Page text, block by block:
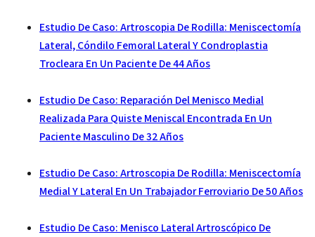
Estudio De Caso: Artroscopia De Rodilla: Meniscectomía
Lateral, Cóndilo Femoral Lateral Y Condroplastia
Trocleara En Un Paciente De 44 Años
Estudio De Caso: Reparación Del Menisco Medial
Realizada Para Quiste Meniscal Encontrada En Un
Paciente Masculino De 32 Años
Estudio De Caso: Artroscopia De Rodilla: Meniscectomía
Medial Y Lateral En Un Trabajador Ferroviario De 50 Años
Estudio De Caso: Menisco Lateral Artroscópico De